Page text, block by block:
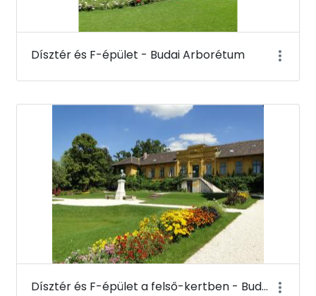
Dísztér és F-épület - Budai Arborétum
Dísztér és F-épület a felső-kertben - Budai Arborétum